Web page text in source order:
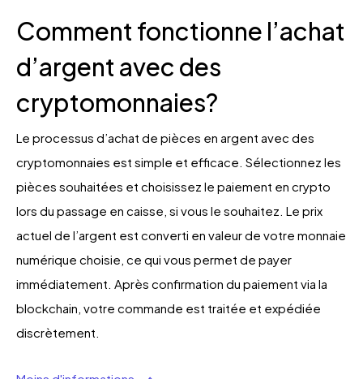
Comment fonctionne l’achat
d’argent avec des
cryptomonnaies?
Le processus d’achat de pièces en argent avec des
cryptomonnaies est simple et efficace. Sélectionnez les
pièces souhaitées et choisissez le paiement en crypto
lors du passage en caisse, si vous le souhaitez. Le prix
actuel de l’argent est converti en valeur de votre monnaie
numérique choisie, ce qui vous permet de payer
immédiatement. Après confirmation du paiement via la
blockchain, votre commande est traitée et expédiée
discrètement.